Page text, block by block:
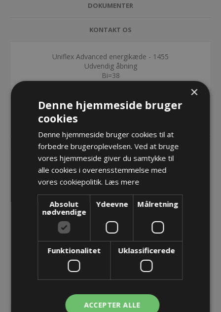
DOKUMENTER
KONTAKT OS
Uniflex Advanced energikæde - 1455
Udvendig åbning
Bi=38
RELATEREDE PRODUKTER
Endebeslag
ET1455/UA1455 - 038 -
MOVABLE POINT
34,03 kr.
Lager: 123 på lager
Endebeslag
ET1455/UA1455 - 038 -
FIXABLE POINT
34,03 kr.
Lager: 115 på lager
×
Denne hjemmeside bruger
cookies
Denne hjemmeside bruger cookies til at
forbedre brugeroplevelsen. Ved at bruge
vores hjemmeside giver du samtykke til
alle cookies i overensstemmelse med
vores cookiepolitik. Læs mere
Absolut
nødvendige
Ydeevne Målretning
Funktionalitet Uklassificerede
ACCEPTER ALLE